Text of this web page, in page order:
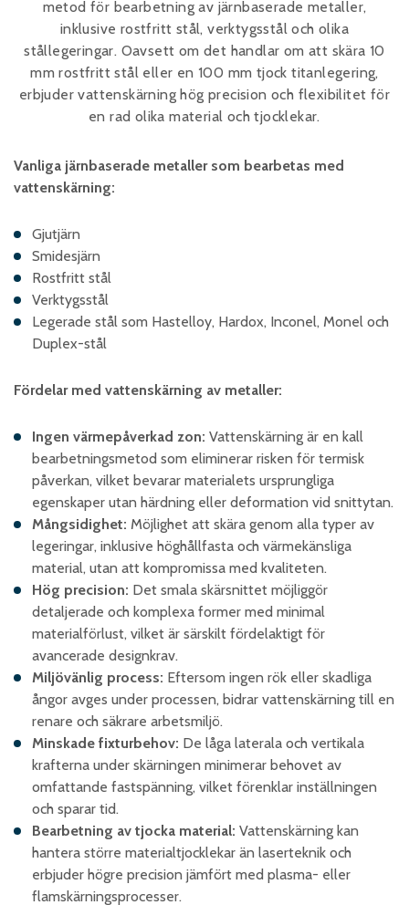
metod för bearbetning av järnbaserade metaller,
inklusive rostfritt stål, verktygsstål och olika
stållegeringar. Oavsett om det handlar om att skära 10
mm rostfritt stål eller en 100 mm tjock titanlegering,
erbjuder vattenskärning hög precision och flexibilitet för
en rad olika material och tjocklekar.​
Vanliga järnbaserade metaller som bearbetas med
vattenskärning:
Gjutjärn​
Smidesjärn​
Rostfritt stål​
Verktygsstål​
Legerade stål som Hastelloy, Hardox, Inconel, Monel och
Duplex-stål​
Fördelar med vattenskärning av metaller:
Ingen värmepåverkad zon: Vattenskärning är en kall
bearbetningsmetod som eliminerar risken för termisk
påverkan, vilket bevarar materialets ursprungliga
egenskaper utan härdning eller deformation vid snittytan.​
Mångsidighet: Möjlighet att skära genom alla typer av
legeringar, inklusive höghållfasta och värmekänsliga
material, utan att kompromissa med kvaliteten.​
Hög precision: Det smala skärsnittet möjliggör
detaljerade och komplexa former med minimal
materialförlust, vilket är särskilt fördelaktigt för
avancerade designkrav.​
Miljövänlig process: Eftersom ingen rök eller skadliga
ångor avges under processen, bidrar vattenskärning till en
renare och säkrare arbetsmiljö.​
Minskade fixturbehov: De låga laterala och vertikala
krafterna under skärningen minimerar behovet av
omfattande fastspänning, vilket förenklar inställningen
och sparar tid.​
Bearbetning av tjocka material: Vattenskärning kan
hantera större materialtjocklekar än laserteknik och
erbjuder högre precision jämfört med plasma- eller
flamskärningsprocesser.​
Skumplast och isolering
Trä – Fabricerade
Om WJS
Eventkalender